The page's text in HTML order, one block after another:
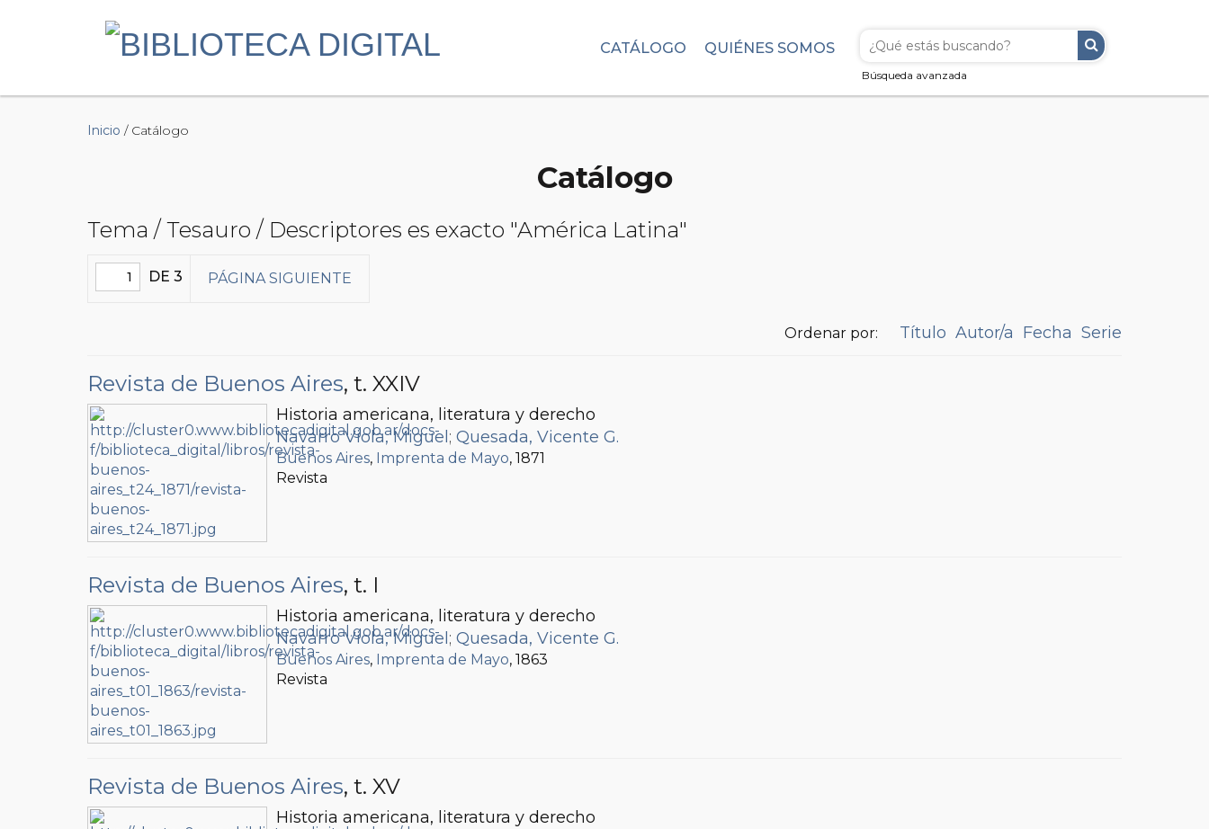
Búsqueda avanzada
CATÁLOGO QUIÉNES SOMOS
Inicio / Catálogo
Catálogo
Tema / Tesauro / Descriptores es exacto "América Latina"
DE 3 PÁGINA SIGUIENTE
Ordenar por: Título Autor/a Fecha Serie
Revista de Buenos Aires, t. XXIV
Historia americana, literatura y derecho
Navarro Viola, Miguel ; Quesada, Vicente G.
Buenos Aires, Imprenta de Mayo, 1871
Revista
Revista de Buenos Aires, t. I
Historia americana, literatura y derecho
Navarro Viola, Miguel ; Quesada, Vicente G.
Buenos Aires, Imprenta de Mayo, 1863
Revista
Revista de Buenos Aires, t. XV
Historia americana, literatura y derecho